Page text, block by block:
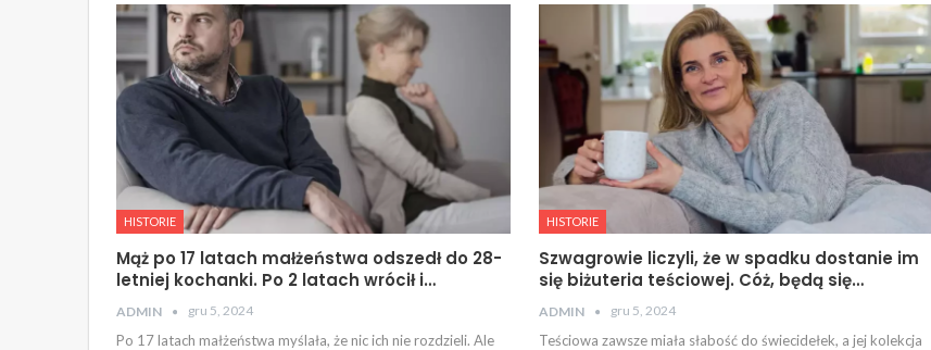
HISTORIE
Mąż po 17 latach małżeństwa odszedł do 28-
letniej kochanki. Po 2 latach wrócił i…
ADMIN gru 5, 2024
Po 17 latach małżeństwa myślała, że nic ich nie rozdzieli. Ale
HISTORIE
Szwagrowie liczyli, że w spadku dostanie im
się biżuteria teściowej. Cóż, będą się…
ADMIN gru 5, 2024
Teściowa zawsze miała słabość do świecidełek, a jej kolekcja